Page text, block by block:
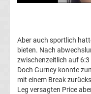
DAZN
Programm
Aber auch sportlich
bieten. Nach
zwischenzeitlich auf
Doch Gurney konnte
mit einem Break
Leg versagten Price